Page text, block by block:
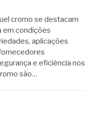
cromo se destacam
em condições
aplicações
e eficiência nos
são…